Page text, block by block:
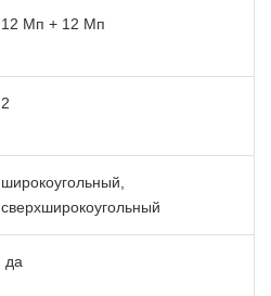
12 Мп + 12 Мп
2
широкоугольный,
сверхширокоугольный
да